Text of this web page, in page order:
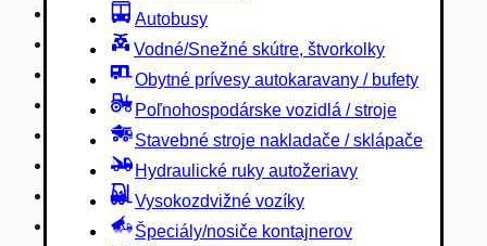
Autobusy
Vodné/Snežné skútre, štvorkolky
Obytné prívesy autokaravany / bufety
Poľnohospodárske vozidlá / stroje
Stavebné stroje nakladače / sklápače
Hydraulické ruky autožeriavy
Vysokozdvižné vozíky
Špeciály/nosiče kontajnerov
Poľnohospodárske vozidlá / stroje
Stavebné stroje nakladače / sklápače
Hydraulické ruky autožeriavy
Vysokozdvižné vozíky
Špeciály/nosiče kontajnerov
Návesy/prívesy nadstavby
Privesné vozíky
Lode/člny, lietadlá/vznášadlá